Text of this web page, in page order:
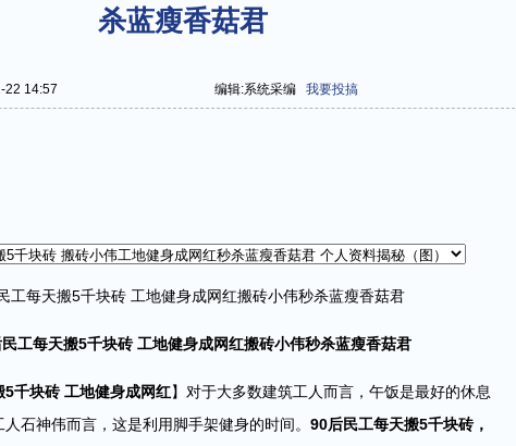
杀蓝瘦香菇君
22 14:57 编辑:系统采编 我要投搞
工每天搬5千块砖 工地健身成网红搬砖小伟秒杀蓝瘦香菇君
5千块砖 工地健身成网红】对于大多数建筑工人而言，午饭是最好的休息
石神伟而言，这是利用脚手架健身的时间。 90后民工每天搬5千块砖，